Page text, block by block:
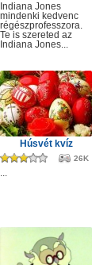
Indiana Jones
mindenki kedvenc
régészprofesszora.
Te is szereted az
Indiana Jones...
Húsvét kvíz
26K
...